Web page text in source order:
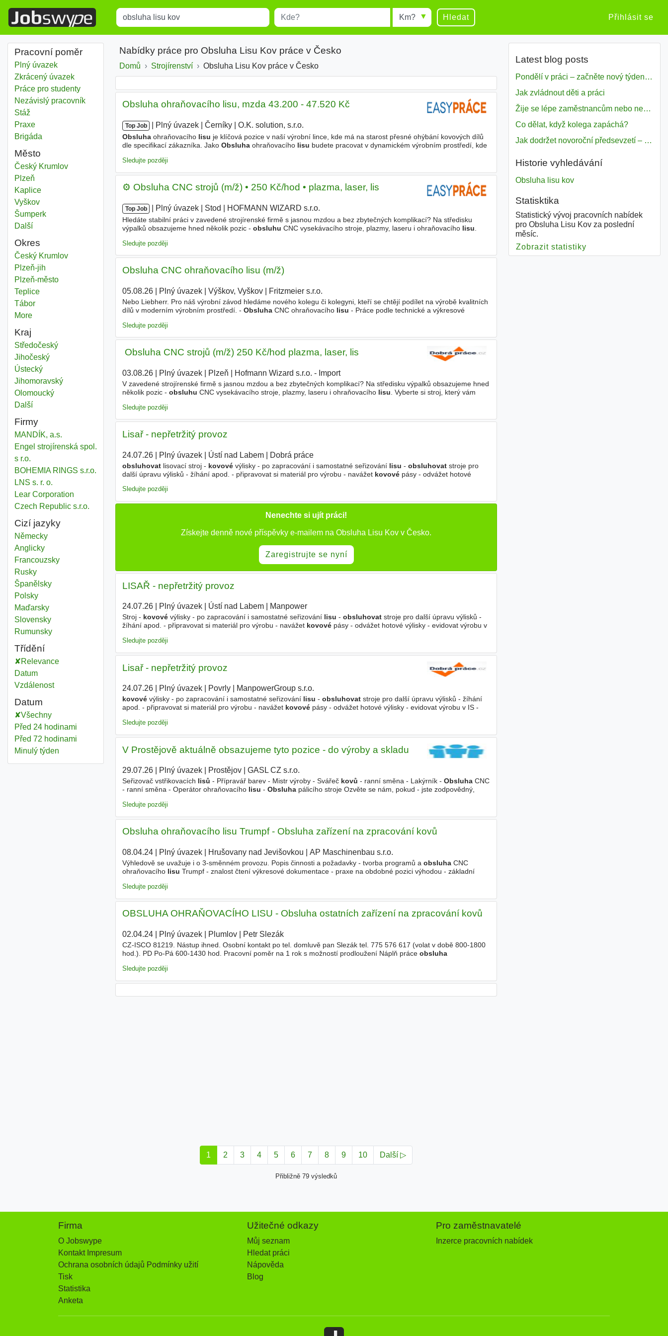
Title Místo Radius Hledat Přihlásit se
Pracovní poměr
Plný úvazek
Zkrácený úvazek
Práce pro studenty
Nezávislý pracovník
Stáž
Praxe
Brigáda
Město
Obsluha lisu kov
Český Krumlov
Obsluha lisu kov
Plzeň
Obsluha lisu kov
Kaplice
Obsluha lisu kov
Vyškov
Obsluha lisu kov
Šumperk
Dalšíměsta
Okres
Obsluha lisu kov
Český KrumlovOkres
Obsluha lisu kov
Plzeň-jih
Obsluha lisu kov
Plzeň-městoOkres
Obsluha lisu kov
TepliceOkres
Obsluha lisu kov
TáborOkres
Moredistricts
Kraj
Obsluha lisu kov
StředočeskýKraj
Obsluha lisu kov
JihočeskýKraj
Obsluha lisu kov
ÚsteckýKraj
Obsluha lisu kov
JihomoravskýKraj
Obsluha lisu kov
OlomouckýKraj
Dalšíkraj
Firmy
MANDÍK, a.s.
Engel strojírenská spol.
s r.o.
BOHEMIA RINGS s.r.o.
LNS s. r. o.
Lear Corporation
Czech Republic s.r.o.
Cizí jazyky
Německy
Anglicky
Francouzsky
Rusky
Španělsky
Polsky
Maďarsky
Slovensky
Rumunsky
Třídění
Relevance
Datum
Vzdálenost
Datum
Všechny
Před 24 hodinami
Před 72 hodinami
Minulý týden
Nabídky práce pro Obsluha Lisu Kov práce v Česko
Domů Strojírenství Obsluha Lisu Kov práce v Česko
Obsluha ohraňovacího lisu, mzda 43.200 - 47.520 Kč
Top Job Plný úvazek Černíky O.K. solution, s.r.o.
Obsluhaohraňovacího lisu je klíčová pozice v naší výrobní lince, kde má na starost přesné ohýbání kovových dílů
dle specifikací zákazníka. Jako Obsluhaohraňovacího lisu budete pracovat v dynamickém výrobním prostředí, kde
Sledujte později
⚙️ Obsluha CNC strojů (m/ž) • 250 Kč/hod • plazma, laser, lis
Top Job Plný úvazek Stod HOFMANN WIZARD s.r.o.
Hledáte stabilní práci v zavedené strojírenské firmě s jasnou mzdou a bez zbytečných komplikací? Na středisku
výpalků obsazujeme hned několik pozic - obsluhu CNC vysekávacího stroje, plazmy, laseru i ohraňovacího lisu
Sledujte později
Obsluha CNC ohraňovacího lisu (m/ž)
05.08.26| Plný úvazek| Výškov, Vyškov| Fritzmeier s.r.o.
Nebo Liebherr. Pro náš výrobní závod hledáme nového kolegu či kolegyni, kteří se chtějí podílet na výrobě kvalitních
dílů v moderním výrobním prostředí. - ObsluhaCNC ohraňovacího lisu - Práce podle technické a výkresové
Sledujte později
️ Obsluha CNC strojů (m/ž) 250 Kč/hod plazma, laser, lis
03.08.26| Plný úvazek| Plzeň Hofmann Wizard s.r.o. - Import
V zavedené strojírenské firmě s jasnou mzdou a bez zbytečných komplikací? Na středisku výpalků obsazujeme hned
několik pozic - obsluhu CNC vysekávacího stroje, plazmy, laseru i ohraňovacího lisu . Vyberte si stroj, který vám
Sledujte později
Lisař - nepřetržitý provoz
24.07.26| Plný úvazek| Ústí nad Labem| Dobrá práce
obsluhovatlisovací stroj - kovovévýlisky - po zapracování i samostatné seřizování lisu - obsluhovatstroje pro
další úpravu výlisků - žíhání apod. - připravovat si materiál pro výrobu - navážet kovovépásy - odvážet hotové
Sledujte později
Nenechte si ujít práci!
Získejte denně nové příspěvky e-mailem na Obsluha Lisu Kov v Česko.
Zaregistrujte se nyní
LISAŘ - nepřetržitý provoz
24.07.26| Plný úvazek| Ústí nad Labem| Manpower
Stroj - kovovévýlisky - po zapracování i samostatné seřizování lisu - obsluhovatstroje pro další úpravu výlisků -
žíhání apod. - připravovat si materiál pro výrobu - navážet kovovépásy - odvážet hotové výlisky - evidovat výrobu v
Sledujte později
Lisař - nepřetržitý provoz
24.07.26| Plný úvazek| Povrly| ManpowerGroup s.r.o.
kovovévýlisky - po zapracování i samostatné seřizování lisu - obsluhovatstroje pro další úpravu výlisků - žíhání
apod. - připravovat si materiál pro výrobu - navážet kovovépásy - odvážet hotové výlisky - evidovat výrobu v IS -
Sledujte později
V Prostějově aktuálně obsazujeme tyto pozice - do výroby a skladu
29.07.26| Plný úvazek| Prostějov| GASL CZ s.r.o.
Seřizovač vstřikovacích lisů - Přípravář barev - Mistr výroby - Svářeč kovů - ranní směna - Lakýrník - ObsluhaCNC
- ranní směna - Operátor ohraňovacího lisu - Obsluhapálicího stroje Ozvěte se nám, pokud - jste zodpovědný,
Sledujte později
Obsluha ohraňovacího lisu Trumpf - Obsluha zařízení na zpracování kovů
08.04.24| Plný úvazek| Hrušovany nad Jevišovkou AP Maschinenbau s.r.o.
Výhledově se uvažuje i o 3-směnném provozu. Popis činnosti a požadavky - tvorba programů a obsluhaCNC
ohraňovacího lisu Trumpf - znalost čtení výkresové dokumentace - praxe na obdobné pozici výhodou - základní
Sledujte později
OBSLUHA OHRAŇOVACÍHO LISU - Obsluha ostatních zařízení na zpracování kovů
02.04.24| Plný úvazek| Plumlov| Petr Slezák|
CZ-ISCO 81219. Nástup ihned. Osobní kontakt po tel. domluvě pan Slezák tel. 775 576 617 (volat v době 800-1800
hod.). PD Po-Pá 600-1430 hod. Pracovní poměr na 1 rok s možností prodloužení Náplň práce obsluha
Sledujte později
1 2 3 4 5 6 7 8 9 10 Další ▷
Přibližně 79 výsledků
Latest blog posts
Pondělí v práci – začněte nový týden s motivací
Jak zvládnout děti a práci
Žije se lépe zaměstnancům nebo nezavislým pracovníkům
Co dělat, když kolega zapáchá?
Jak dodržet novoroční předsevzetí – naše tipy pro dobrý začátek roku 2018
Historie vyhledávání
Obsluha lisu kov
Statisktika
Statistický vývoj pracovních nabídek
pro Obsluha Lisu Kov za poslední
měsíc.
Zobrazit statistiky
Firma
O Jobswype
Kontakt Impresum
Ochrana osobních údajů Podmínky užití
Tisk
Statistika
Anketa
Užitečné odkazy
Můj seznam
Hledat práci
Nápověda
Blog
Pro zaměstnavatelé
Inzerce pracovních nabídek